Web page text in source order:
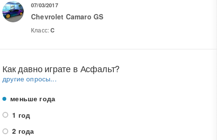
07/03/2017
Chevrolet Camaro GS
Класс:C
Как давно играте в Асфальт?
другие опросы...
меньше года
1 год
2 года